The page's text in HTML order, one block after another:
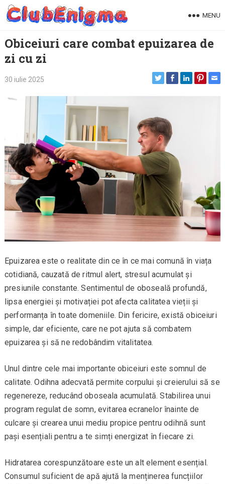
Skip
MENU
Obiceiuri care combat epuizarea de
zi cu zi
30 iulie 2025
Epuizarea este o realitate din ce în ce mai comună în viața
cotidiană, cauzată de ritmul alert, stresul acumulat și
presiunile constante. Sentimentul de oboseală profundă,
lipsa energiei și motivației pot afecta calitatea vieții și
performanța în toate domeniile. Din fericire, există obiceiuri
simple, dar eficiente, care ne pot ajuta să combatem
epuizarea și să ne redobândim vitalitatea.
Unul dintre cele mai importante obiceiuri este somnul de
calitate. Odihna adecvată permite corpului și creierului să se
regenereze, reducând oboseala acumulată. Stabilirea unui
program regulat de somn, evitarea ecranelor înainte de
culcare și crearea unui mediu propice pentru odihnă sunt
pași esențiali pentru a te simți energizat în fiecare zi.
Hidratarea corespunzătoare este un alt element esențial.
Consumul suficient de apă ajută la menținerea funcțiilor